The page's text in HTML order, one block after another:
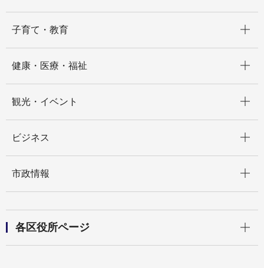
子育て・教育
健康・医療・福祉
観光・イベント
ビジネス
市政情報
各区役所ページ